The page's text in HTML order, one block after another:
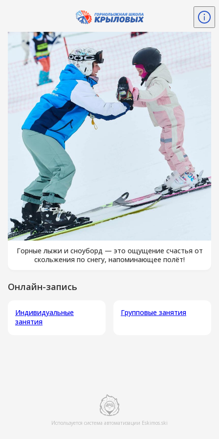
Горные лыжи и сноуборд — это ощущение счастья от
скольжения по снегу, напоминающее полёт!
Онлайн-запись
Индивидуальные
занятия
Групповые занятия
Используется система автоматизации Eskimos.ski